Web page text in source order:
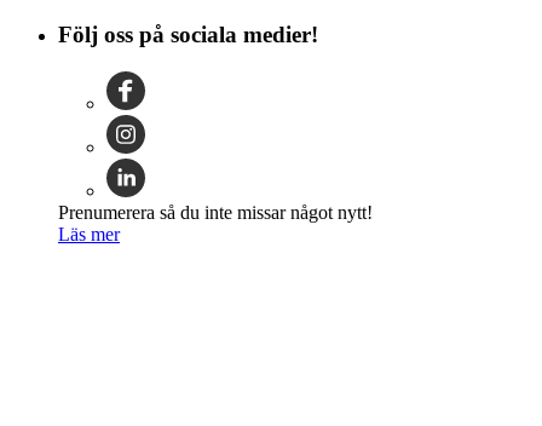
Följ oss på sociala medier!
Prenumerera så du inte missar något nytt!
Läs mer